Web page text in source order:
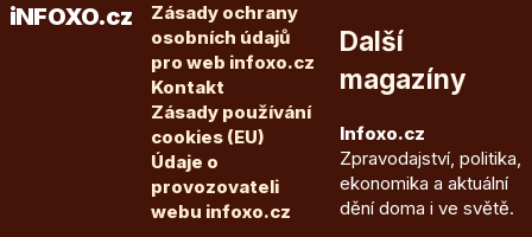
iNFOXO.cz
Zásady ochrany
osobních údajů
pro web infoxo.cz
Kontakt
Zásady používání
cookies (EU)
Údaje o
provozovateli
webu infoxo.cz
Další
magazíny
Infoxo.cz
Zpravodajství, politika,
ekonomika a aktuální
dění doma i ve světě.